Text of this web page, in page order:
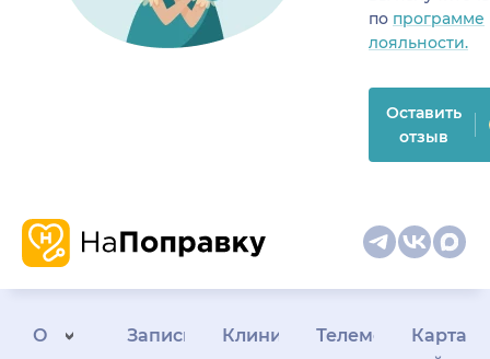
по программе
лояльности.
Оставить
отзыв
О
Запись
КлиникамТелемедицина
Карта